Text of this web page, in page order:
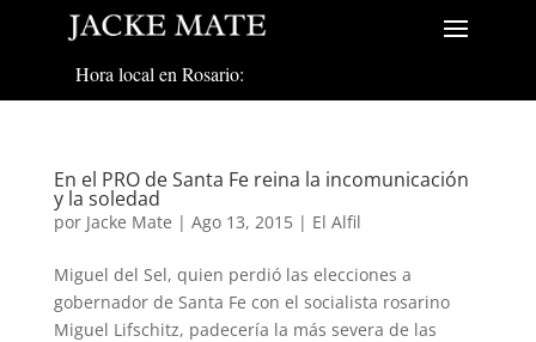
Hora local en Rosario:
En el PRO de Santa Fe reina la incomunicación
y la soledad
por Jacke Mate | Ago 13, 2015| El Alfil
Miguel del Sel, quien perdió las elecciones a
gobernador de Santa Fe con el socialista rosarino
Miguel Lifschitz, padecería la más severa de las